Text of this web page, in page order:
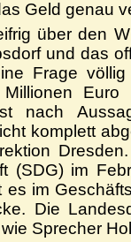
Geld genau
über den
und das
Frage
Euro
nach
komplett
(SDG) im
es im
Die
Sprecher